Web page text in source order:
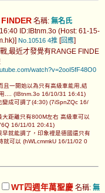
名稱: 無名氏
ID:IBtnm.3o (Host: 61-15-
No.10516 4推 [回應]
,最近才發覺有RANGE FINDE
watch?v=2ooI5fF48O0
一開始以為只有高級車能用,結
.... (IBtnm.3o 16/10/31 16:41)
變成可調了(4:30) (7iSpnZQc 16/
大距離只有800M左右 高級車可以
16/11/01 20:41)
早就能調了，印象裡是德國還只有
就可以 (hWLcmmkU 16/11/02 0
WT四週年萬聖慶 名稱: 無